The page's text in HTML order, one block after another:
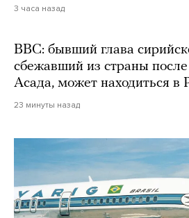
3 часа назад
BBC: бывший глава
сбежавший из страны
Асада, может находиться в
23 минуты назад